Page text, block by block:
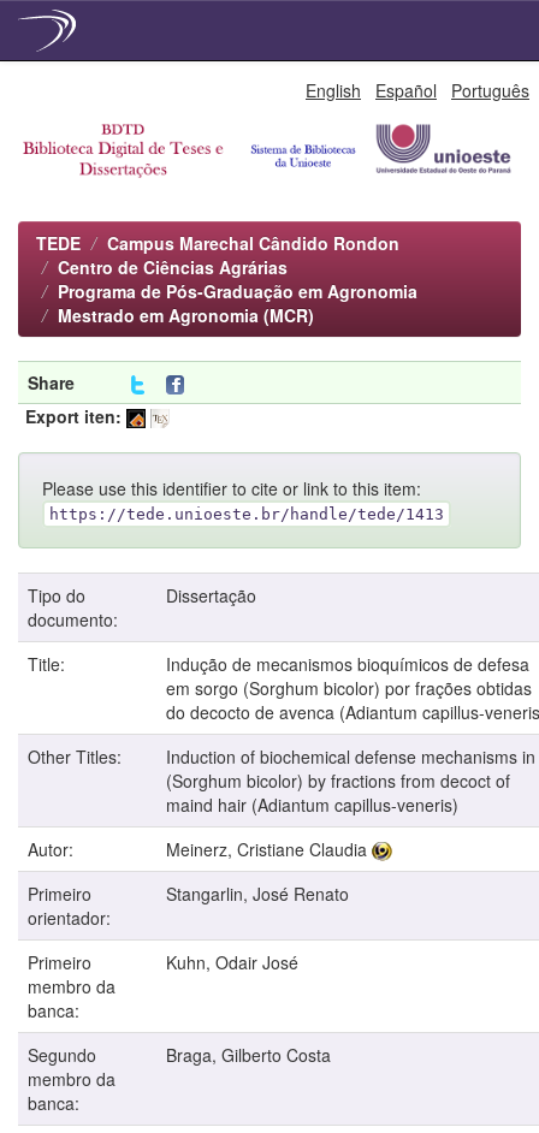
English Español Português
TEDE
Campus Marechal Cândido Rondon
Centro de Ciências Agrárias
Programa de Pós-Graduação em Agronomia
Mestrado em Agronomia (MCR)
Share
Export iten:
Please use this identifier to cite or link to this item:
https://tede.unioeste.br/handle/tede/1413
Tipo do
documento:
Dissertação
Title:
Indução de mecanismos bioquímicos de defesa
em sorgo (Sorghum bicolor) por frações obtidas
do decocto de avenca (Adiantum capillus-
Other Titles:
Induction of biochemical defense mechanisms in
(Sorghum bicolor) by fractions from decoct of
maind hair (Adiantum capillus-veneris)
Autor:
Meinerz, Cristiane Claudia
Primeiro
orientador:
Stangarlin, José Renato
Primeiro
membro da
banca:
Kuhn, Odair José
Segundo
membro da
banca:
Braga, Gilberto Costa